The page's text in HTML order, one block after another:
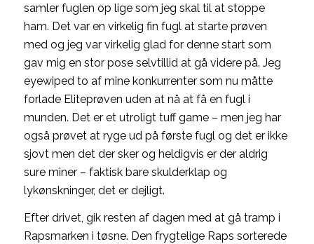
samler fuglen op lige som jeg skal til at stoppe
ham. Det var en virkelig fin fugl at starte prøven
med og jeg var virkelig glad for denne start som
gav mig en stor pose selvtillid at gå videre på. Jeg
eyewiped to af mine konkurrenter som nu måtte
forlade Eliteprøven uden at nå at få en fugl i
munden. Det er et utroligt tuff game – men jeg har
også prøvet at ryge ud på første fugl og det er ikke
sjovt men det der sker og heldigvis er der aldrig
sure miner – faktisk bare skulderklap og
lykønskninger, det er dejligt.
Efter drivet, gik resten af dagen med at gå tramp i
Rapsmarken i tøsne. Den frygtelige Raps sorterede